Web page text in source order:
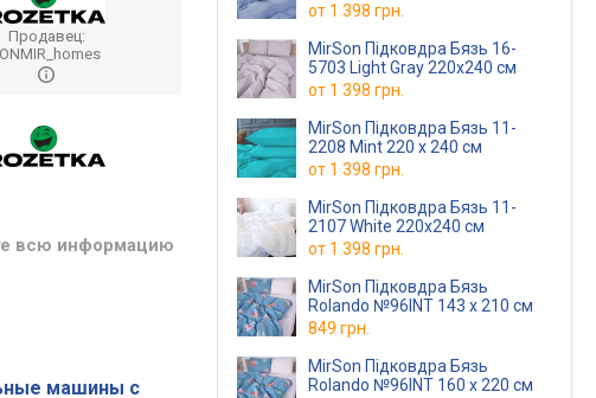
Продавец:
всю информацию
машины с
от 1 398 грн.
MirSon Підковдра Бязь 16-
5703 Light Gray 220x240 см
от 1 398 грн.
MirSon Підковдра Бязь 11-
2208 Mint 220 x 240 см
от 1 398 грн.
MirSon Підковдра Бязь 11-
2107 White 220x240 см
от 1 398 грн.
MirSon Підковдра Бязь
Rolando №96INT 143 x 210 см
849 грн.
MirSon Підковдра Бязь
Rolando №96INT 160 x 220 см